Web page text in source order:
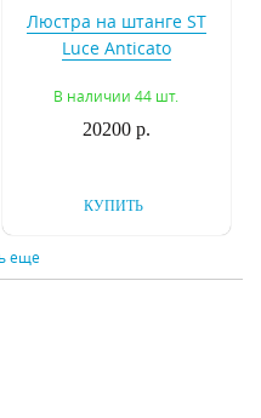
Люстра на штанге ST
Luce Anticato
В наличии 44 шт.
20200 р.
КУПИТЬ
еще